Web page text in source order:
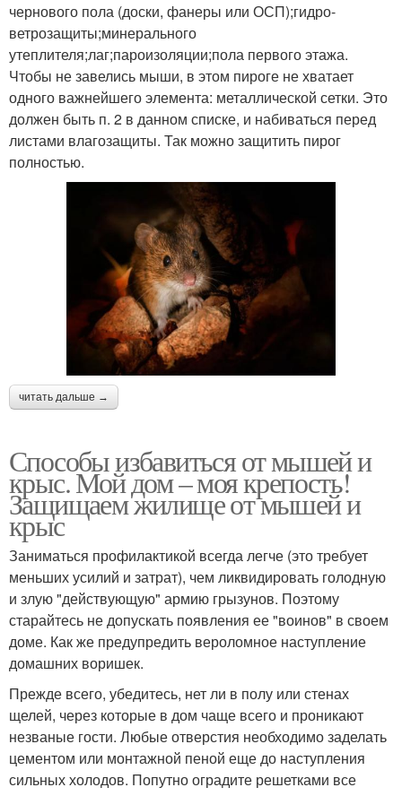
чернового пола (доски, фанеры или ОСП);гидро-
ветрозащиты;минерального
утеплителя;лаг;пароизоляции;пола первого этажа.
Чтобы не завелись мыши, в этом пироге не хватает
одного важнейшего элемента: металлической сетки. Это
должен быть п. 2 в данном списке, и набиваться перед
листами влагозащиты. Так можно защитить пирог
полностью.
читать дальше →
Способы избавиться от мышей и
крыс. Мой дом – моя крепость!
Защищаем жилище от мышей и
крыс
Заниматься профилактикой всегда легче (это требует
меньших усилий и затрат), чем ликвидировать голодную
и злую "действующую" армию грызунов. Поэтому
старайтесь не допускать появления ее "воинов" в своем
доме. Как же предупредить вероломное наступление
домашних воришек.
Прежде всего, убедитесь, нет ли в полу или стенах
щелей, через которые в дом чаще всего и проникают
незваные гости. Любые отверстия необходимо заделать
цементом или монтажной пеной еще до наступления
сильных холодов. Попутно оградите решетками все